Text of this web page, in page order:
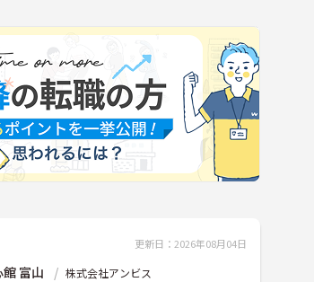
更新日：2026年08月04日
富山 株式会社アンビス